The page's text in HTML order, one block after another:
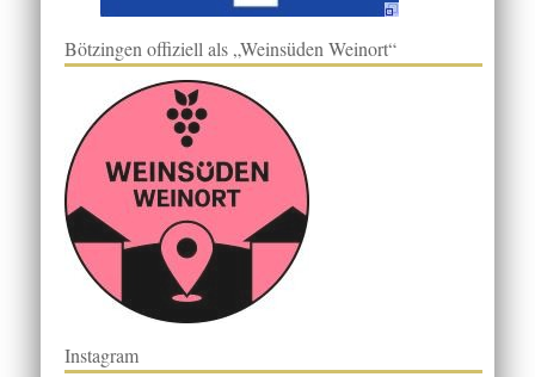
Bötzingen offiziell als „Weinsüden Weinort“
Instagram